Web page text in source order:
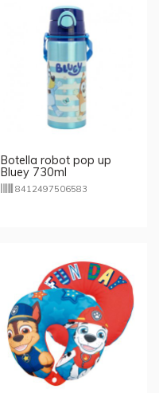
Botella robot pop up
Bluey 730ml
8412497506583